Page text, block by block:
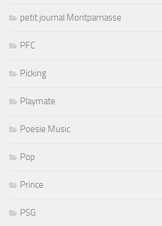
petit journal Montparnasse
PFC
Picking
Playmate
Poesie Music
Pop
Prince
PSG